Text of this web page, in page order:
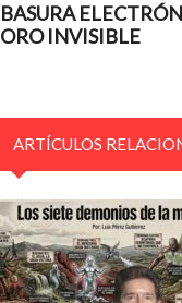
BASURA
ORO INVISIBLE
ARTÍCULOS